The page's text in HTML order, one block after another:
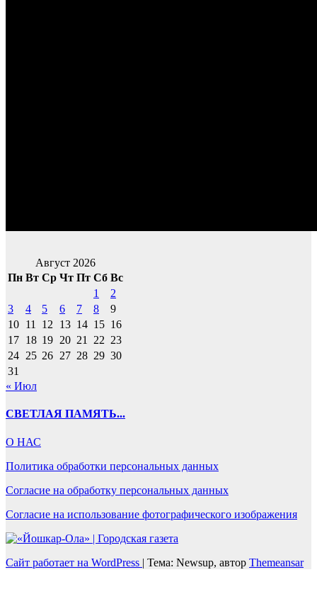
Август 2026
Пн Вт Ср Чт Пт Сб Вс
1
2
3
4 5 6 7 8
9
10 11 12 13 14 15 16
17 18 19 20 21 22 23
24 25 26 27 28 29 30
31
« Июл
СВЕТЛАЯ ПАМЯТЬ...
О НАС
Политика обработки персональных данных
Согласие на обработку персональных данных
Согласие на использование фотографического изображения
Сайт работает на WordPress | Тема: Newsup, автор Themeansar